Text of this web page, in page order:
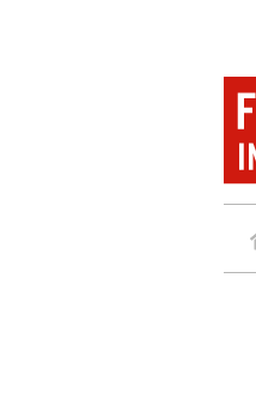
JENNISON: